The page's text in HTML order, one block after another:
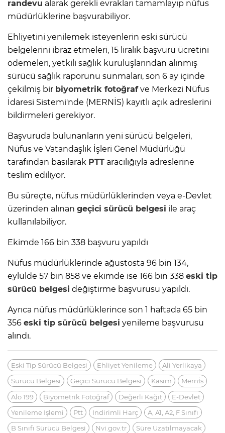
randevu alarak gerekli evrakları tamamlayıp nüfus
müdürlüklerine başvurabiliyor.
Ehliyetini yenilemek isteyenlerin eski sürücü
belgelerini ibraz etmeleri, 15 liralık başvuru ücretini
ödemeleri, yetkili sağlık kuruluşlarından alınmış
sürücü sağlık raporunu sunmaları, son 6 ay içinde
çekilmiş bir biyometrik fotoğrafve Merkezi Nüfus
İdaresi Sistemi'nde (MERNİS) kayıtlı açık adreslerini
bildirmeleri gerekiyor.
Başvuruda bulunanların yeni sürücü belgeleri,
Nüfus ve Vatandaşlık İşleri Genel Müdürlüğü
tarafından basılarak PTT aracılığıyla adreslerine
teslim ediliyor.
Bu süreçte, nüfus müdürlüklerinden veya e-Devlet
üzerinden alınan geçici sürücü belgesi ile araç
kullanılabiliyor.
Ekimde 166 bin 338 başvuru yapıldı
Nüfus müdürlüklerinde ağustosta 96 bin 134,
eylülde 57 bin 858 ve ekimde ise 166 bin 338 eski tip
sürücü belgesi değiştirme başvurusu yapıldı.
Ayrıca nüfus müdürlüklerince son 1 haftada 65 bin
356 eski tip sürücü belgesi yenileme başvurusu
alındı.
Eski Tip Sürücü Belgesi Ehliyet Yenileme
Ali Yerlikaya
Sürücü Belgesi
Geçici Sürücü Belgesi Kasım
Merni̇s
Alo 199
Biyometrik Fotoğraf Değerli Kağıt
E-Devlet
Yenileme Işlemi
Ptt Indirimli Harç
A, A1, A2, F Sınıfı
B Sınıfı Sürücü Belgesi
Nvi.gov.tr
Süre Uzatılmayacak